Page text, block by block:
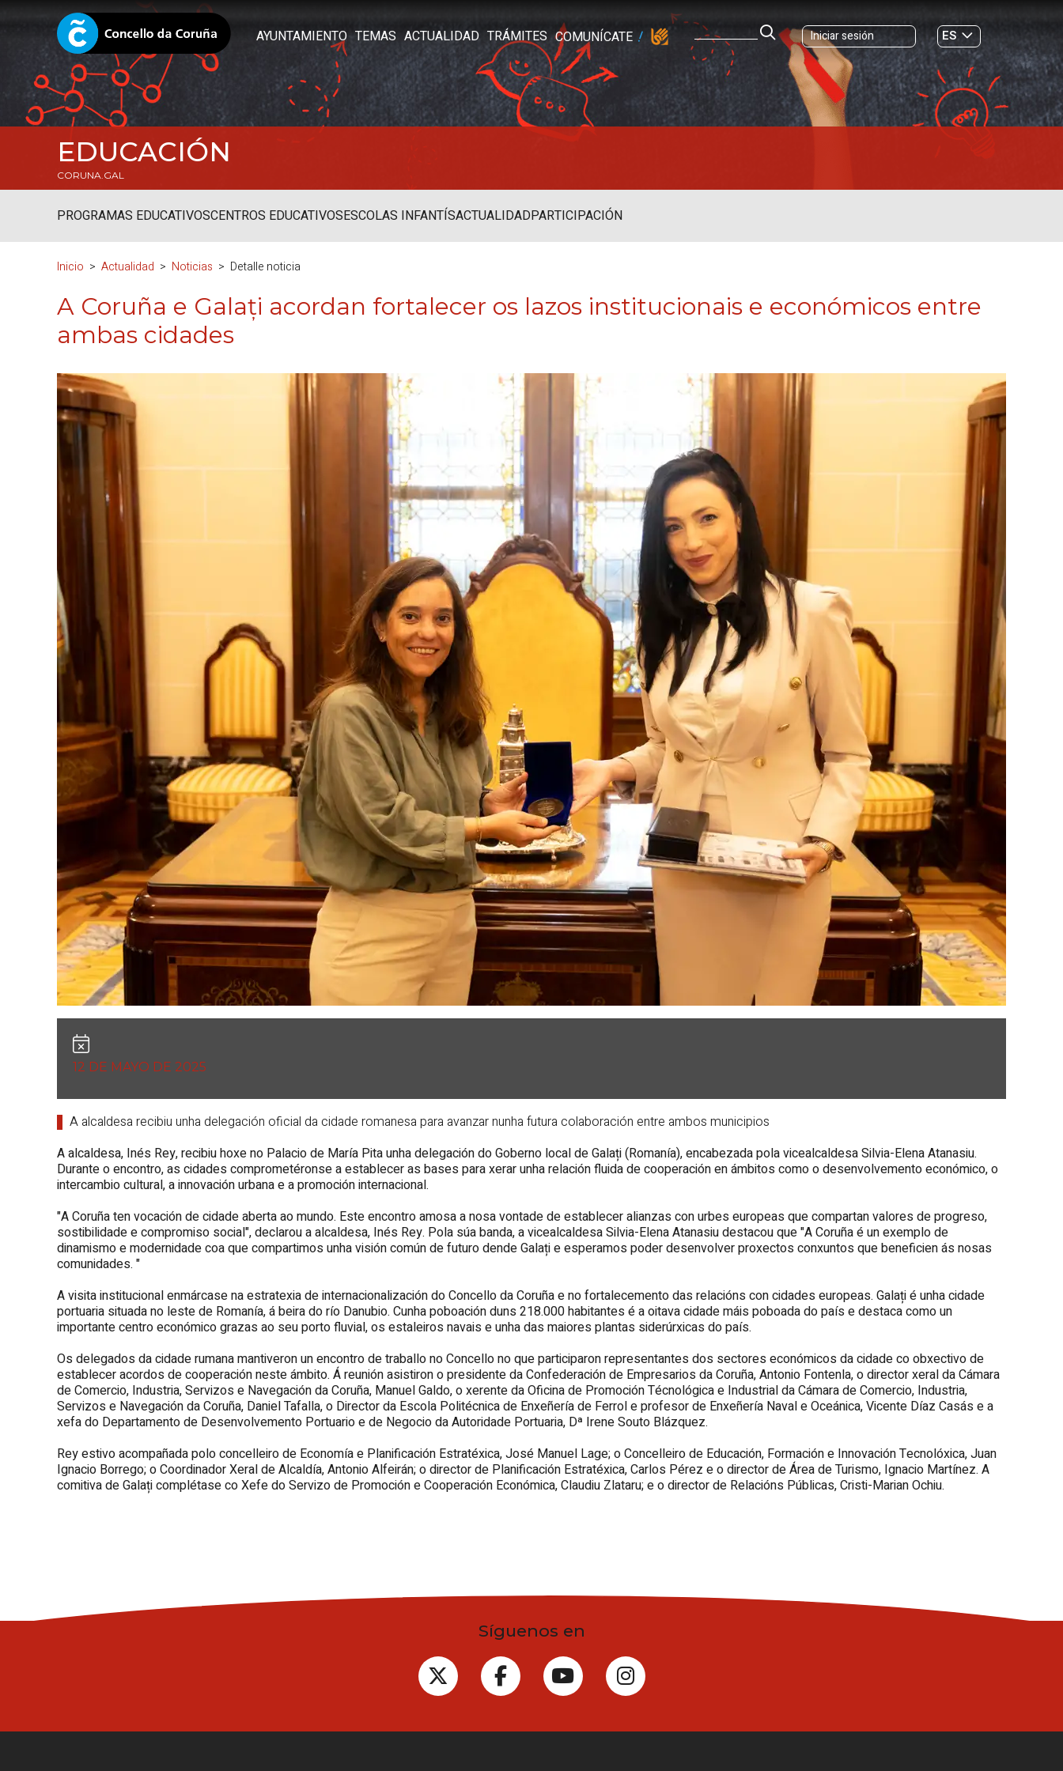
AYUNTAMIENTO TEMAS ACTUALIDAD TRÁMITES COMUNÍCATE Iniciar sesión
ES
GL
EDUCACIÓN
CORUNA.GAL
PROGRAMAS EDUCATIVOSCENTROS EDUCATIVOSESCOLAS INFANTÍSACTUALIDADPARTICIPACIÓN
Inicio Actualidad Noticias Detalle noticia
A Coruña e Galați acordan fortalecer os lazos institucionais e económicos entre
ambas cidades
12 DE MAYO DE 2025
A alcaldesa recibiu unha delegación oficial da cidade romanesa para avanzar nunha futura colaboración entre ambos municipios
A alcaldesa, Inés Rey, recibiu hoxe no Palacio de María Pita unha delegación do Goberno local de Galați (Romanía), encabezada pola vicealcaldesa Silvia-Elena Atanasiu.
Durante o encontro, as cidades comprometéronse a establecer as bases para xerar unha relación fluida de cooperación en ámbitos como o desenvolvemento económico, o
intercambio cultural, a innovación urbana e a promoción internacional.
"A Coruña ten vocación de cidade aberta ao mundo. Este encontro amosa a nosa vontade de establecer alianzas con urbes europeas que compartan valores de progreso,
sostibilidade e compromiso social", declarou a alcaldesa, Inés Rey. Pola súa banda, a vicealcaldesa Silvia-Elena Atanasiu destacou que "A Coruña é un exemplo de
dinamismo e modernidade coa que compartimos unha visión común de futuro dende Galați e esperamos poder desenvolver proxectos conxuntos que beneficien ás nosas
comunidades. "
A visita institucional enmárcase na estratexia de internacionalización do Concello da Coruña e no fortalecemento das relacións con cidades europeas. Galați é unha cidade
portuaria situada no leste de Romanía, á beira do río Danubio. Cunha poboación duns 218.000 habitantes é a oitava cidade máis poboada do país e destaca como un
importante centro económico grazas ao seu porto fluvial, os estaleiros navais e unha das maiores plantas siderúrxicas do país.
Os delegados da cidade rumana mantiveron un encontro de traballo no Concello no que participaron representantes dos sectores económicos da cidade co obxectivo de
establecer acordos de cooperación neste ámbito. Á reunión asistiron o presidente da Confederación de Empresarios da Coruña, Antonio Fontenla, o director xeral da Cámara
de Comercio, Industria, Servizos e Navegación da Coruña, Manuel Galdo, o xerente da Oficina de Promoción Técnológica e Industrial da Cámara de Comercio, Industria,
Servizos e Navegación da Coruña, Daniel Tafalla, o Director da Escola Politécnica de Enxeñería de Ferrol e profesor de Enxeñería Naval e Oceánica, Vicente Díaz Casás e a
xefa do Departamento de Desenvolvemento Portuario e de Negocio da Autoridade Portuaria, Dª Irene Souto Blázquez.
Rey estivo acompañada polo concelleiro de Economía e Planificación Estratéxica, José Manuel Lage; o Concelleiro de Educación, Formación e Innovación Tecnolóxica, Juan
Ignacio Borrego; o Coordinador Xeral de Alcaldía, Antonio Alfeirán; o director de Planificación Estratéxica, Carlos Pérez e o director de Área de Turismo, Ignacio Martínez. A
comitiva de Galați complétase co Xefe do Servizo de Promoción e Cooperación Económica, Claudiu Zlataru; e o director de Relacións Públicas, Cristi-Marian Ochiu.
Síguenos en